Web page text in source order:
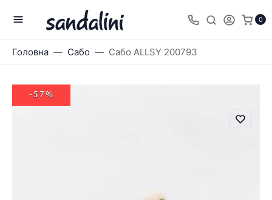
0
Головна Сабо Сабо ALLSY 200793
-57%